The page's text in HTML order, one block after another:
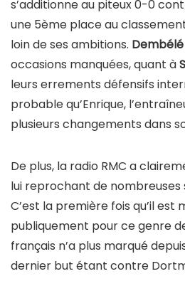
s’additionne au piteux 0-0
une 5ème place au
loin de ses ambitions. Dembélé
occasions manquées, quant à
leurs errements défensifs
probable qu’Enrique,
plusieurs changements dans
De plus, la radio RMC a
lui reprochant de nombreuses
C’est la première fois qu’il est
publiquement pour ce genre
français n’a plus marqué
dernier but étant contre